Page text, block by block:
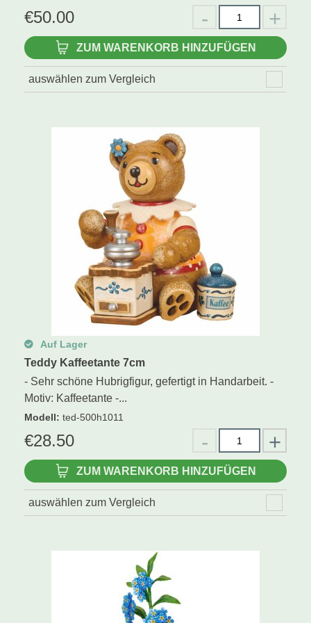
€50.00
ZUM WARENKORB HINZUFÜGEN
auswählen zum Vergleich
Auf Lager
Teddy Kaffeetante 7cm
- Sehr schöne Hubrigfigur, gefertigt in Handarbeit. -
Motiv: Kaffeetante -...
Modell: ted-500h1011
€28.50
ZUM WARENKORB HINZUFÜGEN
auswählen zum Vergleich